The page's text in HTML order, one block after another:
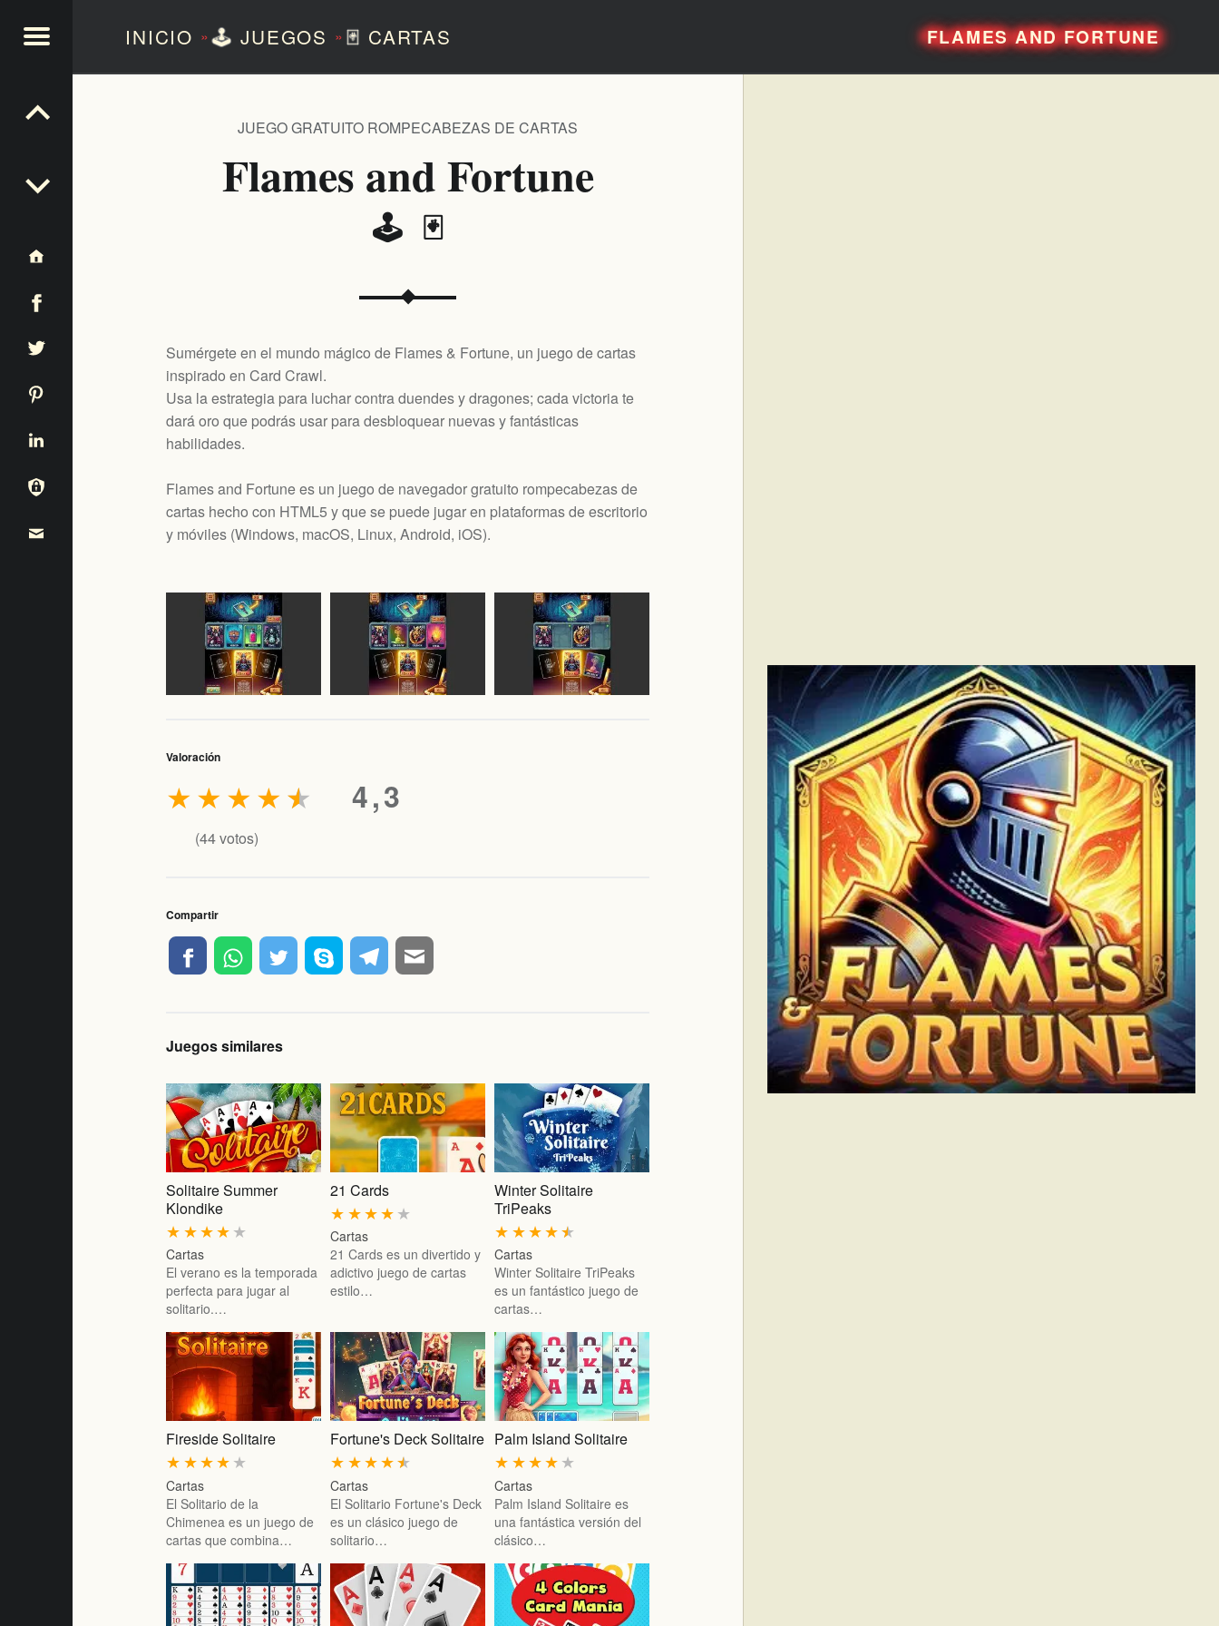
INICIO »🕹️ JUEGOS »🃏 CARTAS FLAMES AND FORTUNE
Flames and Fortune
🕹️ 🃏
JUEGO GRATUITO ROMPECABEZAS DE CARTAS
Sumérgete en el mundo mágico de Flames & Fortune, un juego de cartas
inspirado en Card Crawl.
Usa la estrategia para luchar contra duendes y dragones; cada victoria te
dará oro que podrás usar para desbloquear nuevas y fantásticas
habilidades.
Flames and Fortune es un juego de navegador gratuito rompecabezas de
cartas hecho con HTML5 y que se puede jugar en plataformas de escritorio
y móviles (Windows, macOS, Linux, Android, iOS).
Valoración
4,3
★
★
★
★
★
(44votos)
Compartir
Juegos similares
Solitaire Summer
Klondike
★
★
★
★
★
Cartas
El verano es la temporada
perfecta para jugar al
solitario.…
21 Cards
★
★
★
★
★
Cartas
21 Cards es un divertido y
adictivo juego de cartas
estilo…
Winter Solitaire
TriPeaks
★
★
★
★
★
Cartas
Winter Solitaire TriPeaks
es un fantástico juego de
cartas…
Fireside Solitaire
★
★
★
★
★
Cartas
El Solitario de la
Chimenea es un juego de
cartas que combina…
Fortune's Deck Solitaire
★
★
★
★
★
Cartas
El Solitario Fortune's Deck
es un clásico juego de
solitario…
Palm Island Solitaire
★
★
★
★
★
Cartas
Palm Island Solitaire es
una fantástica versión del
clásico…